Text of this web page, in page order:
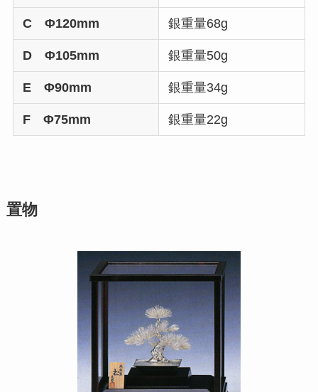
C Φ120mm 銀重量68g
D Φ105mm 銀重量50g
E Φ90mm 銀重量34g
F Φ75mm 銀重量22g
置物